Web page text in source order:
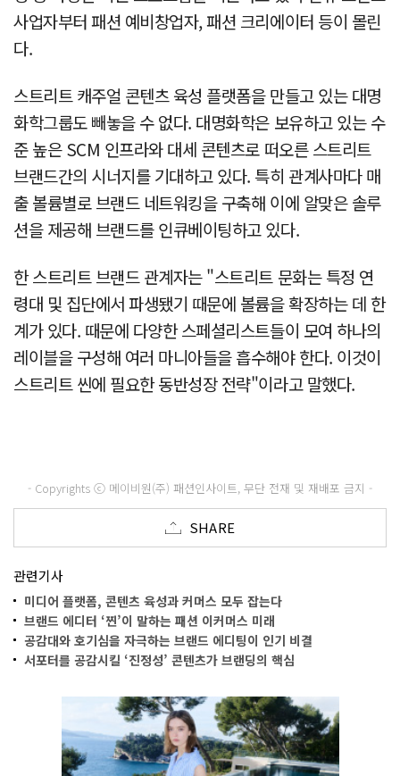
사업자부터 패션 예비창업자, 패션 크리에이터 등이 몰린
다.
스트리트 캐주얼 콘텐츠 육성 플랫폼을 만들고 있는 대명
화학그룹도 빼놓을 수 없다. 대명화학은 보유하고 있는 수
준 높은 SCM 인프라와 대세 콘텐츠로 떠오른 스트리트
브랜드간의 시너지를 기대하고 있다. 특히 관계사마다 매
출 볼륨별로 브랜드 네트워킹을 구축해 이에 알맞은 솔루
션을 제공해 브랜드를 인큐베이팅하고 있다.
한 스트리트 브랜드 관계자는 "스트리트 문화는 특정 연
령대 및 집단에서 파생됐기 때문에 볼륨을 확장하는 데 한
계가 있다. 때문에 다양한 스페셜리스트들이 모여 하나의
레이블을 구성해 여러 마니아들을 흡수해야 한다. 이것이
스트리트 씬에 필요한 동반성장 전략"이라고 말했다.
- Copyrights ⓒ 메이비원(주) 패션인사이트, 무단 전재 및 재배포 금지 -
SHARE
관련기사
미디어 플랫폼, 콘텐츠 육성과 커머스 모두 잡는다
브랜드 에디터 ‘찐’이 말하는 패션 이커머스 미래
공감대와 호기심을 자극하는 브랜드 에디팅이 인기 비결
서포터를 공감시킬 ‘진정성’ 콘텐츠가 브랜딩의 핵심